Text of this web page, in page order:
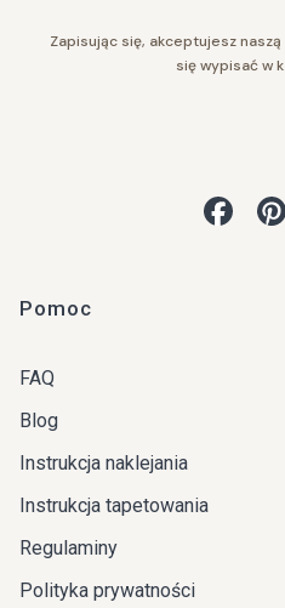
Zapisując się, akceptujesz
się wypisać w
Linki w stopce
Pomoc
FAQ
Blog
Instrukcja naklejania
Instrukcja tapetowania
Regulaminy
Polityka prywatności